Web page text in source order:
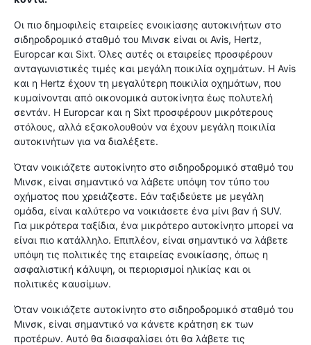
Οι πιο δημοφιλείς εταιρείες ενοικίασης αυτοκινήτων στο
σιδηροδρομικό σταθμό του Μινσκ είναι οι Avis, Hertz,
Europcar και Sixt. Όλες αυτές οι εταιρείες προσφέρουν
ανταγωνιστικές τιμές και μεγάλη ποικιλία οχημάτων. Η Avis
και η Hertz έχουν τη μεγαλύτερη ποικιλία οχημάτων, που
κυμαίνονται από οικονομικά αυτοκίνητα έως πολυτελή
σεντάν. Η Europcar και η Sixt προσφέρουν μικρότερους
στόλους, αλλά εξακολουθούν να έχουν μεγάλη ποικιλία
αυτοκινήτων για να διαλέξετε.
Όταν νοικιάζετε αυτοκίνητο στο σιδηροδρομικό σταθμό του
Μινσκ, είναι σημαντικό να λάβετε υπόψη τον τύπο του
οχήματος που χρειάζεστε. Εάν ταξιδεύετε με μεγάλη
ομάδα, είναι καλύτερο να νοικιάσετε ένα μίνι βαν ή SUV.
Για μικρότερα ταξίδια, ένα μικρότερο αυτοκίνητο μπορεί να
είναι πιο κατάλληλο. Επιπλέον, είναι σημαντικό να λάβετε
υπόψη τις πολιτικές της εταιρείας ενοικίασης, όπως η
ασφαλιστική κάλυψη, οι περιορισμοί ηλικίας και οι
πολιτικές καυσίμων.
Όταν νοικιάζετε αυτοκίνητο στο σιδηροδρομικό σταθμό του
Μινσκ, είναι σημαντικό να κάνετε κράτηση εκ των
προτέρων. Αυτό θα διασφαλίσει ότι θα λάβετε τις